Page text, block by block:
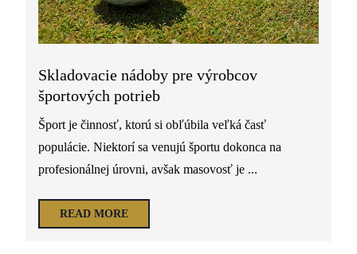
Skladovacie nádoby pre výrobcov
športových potrieb
Šport je činnosť, ktorú si obľúbila veľká časť
populácie. Niektorí sa venujú športu dokonca na
profesionálnej úrovni, avšak masovosť je ...
READ MORE